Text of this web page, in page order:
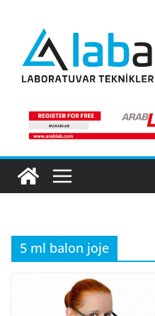
content
5 ml balon joje